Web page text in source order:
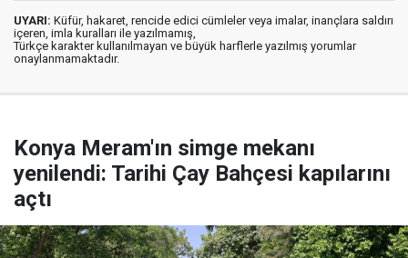
UYARI: Küfür, hakaret, rencide edici cümleler veya imalar, inançlara saldırı
içeren, imla kuralları ile yazılmamış,
Türkçe karakter kullanılmayan ve büyük harflerle yazılmış yorumlar
onaylanmamaktadır.
Konya Meram'ın simge mekanı
yenilendi: Tarihi Çay Bahçesi kapılarını
açtı